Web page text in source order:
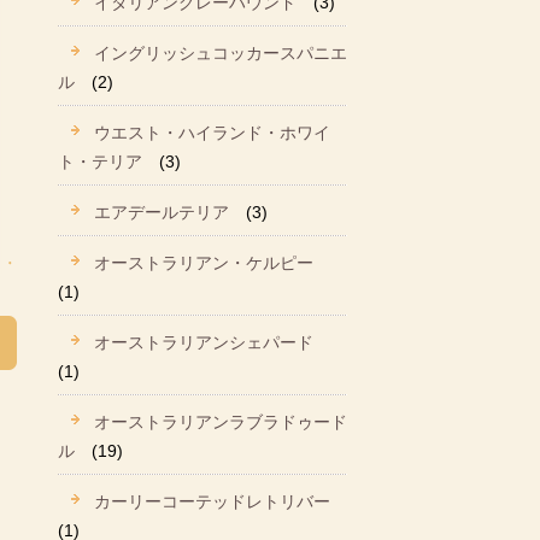
イングリッシュコッカースパニエ
ル
(2)
ウエスト・ハイランド・ホワイ
ト・テリア
(3)
エアデールテリア (3)
オーストラリアン・ケルピー
(1)
オーストラリアンシェパード
(1)
オーストラリアンラブラドゥード
ル
(19)
カーリーコーテッドレトリバー
(1)